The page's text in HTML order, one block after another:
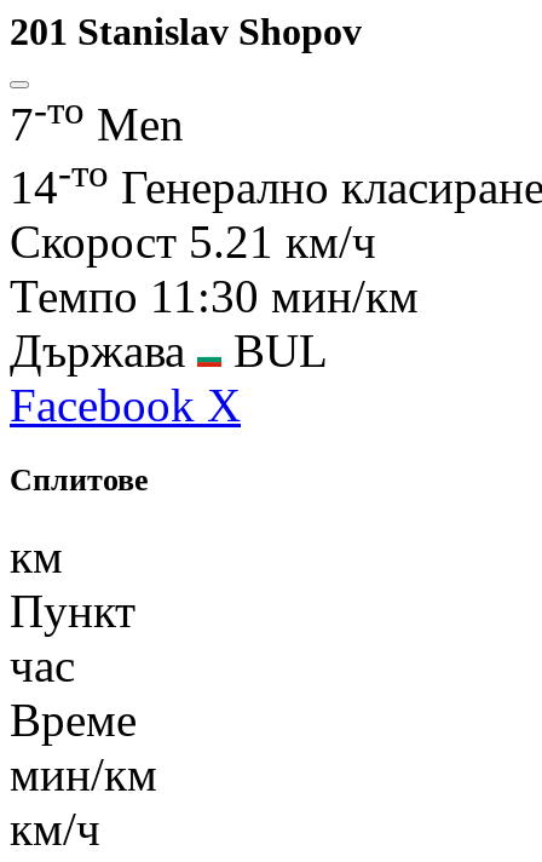
201 Stanislav Shopov
7-то Men
14-то Генерално
Скорост 5.21 км/ч
Темпо 11:30 мин/км
Държава
BUL
Facebook X
Сплитове
км
Пункт
час
Време
мин/км
км/ч